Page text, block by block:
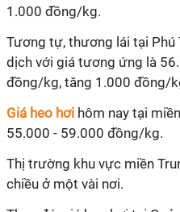
1.000 đồng/kg.
Tương tự, thương lái tại Phú
dịch với giá tương ứng là
đồng/kg, tăng 1.000 đồng/
Giá heo hơi hôm nay tại
55.000 - 59.000 đồng/kg.
Thị trường khu vực miền
chiều ở một vài nơi.